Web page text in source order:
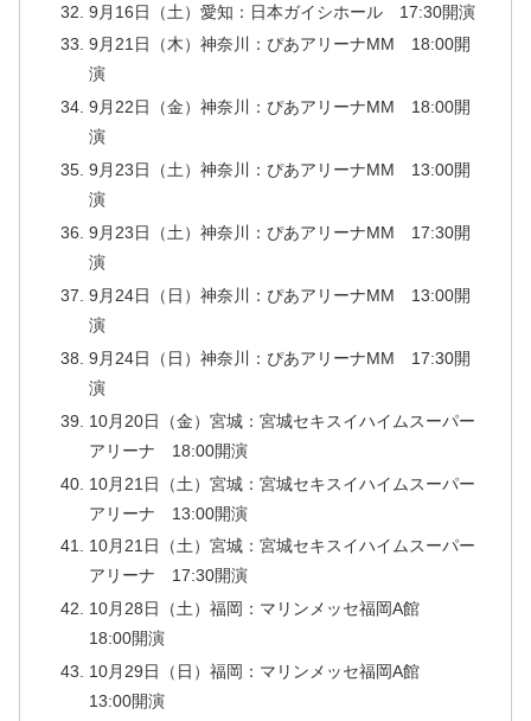
9月16日（土）愛知：日本ガイシホール 17:30開演
9月21日（木）神奈川：ぴあアリーナMM 18:00開
演
9月22日（金）神奈川：ぴあアリーナMM 18:00開
演
9月23日（土）神奈川：ぴあアリーナMM 13:00開
演
9月23日（土）神奈川：ぴあアリーナMM 17:30開
演
9月24日（日）神奈川：ぴあアリーナMM 13:00開
演
9月24日（日）神奈川：ぴあアリーナMM 17:30開
演
10月20日（金）宮城：宮城セキスイハイムスーパー
アリーナ 18:00開演
10月21日（土）宮城：宮城セキスイハイムスーパー
アリーナ 13:00開演
10月21日（土）宮城：宮城セキスイハイムスーパー
アリーナ 17:30開演
10月28日（土）福岡：マリンメッセ福岡A館
18:00開演
10月29日（日）福岡：マリンメッセ福岡A館
13:00開演